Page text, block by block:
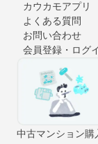
カウカモアプリ
よくある質問
お問い合わせ
会員登録・ログ
中古マンション購